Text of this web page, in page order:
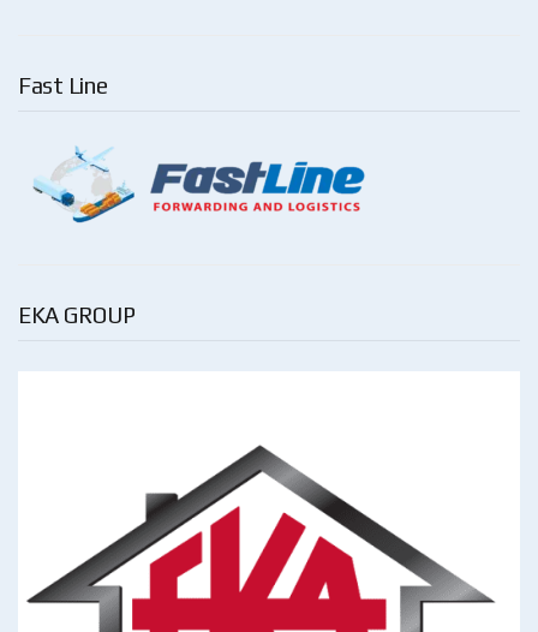
Fast Line
EKA GROUP